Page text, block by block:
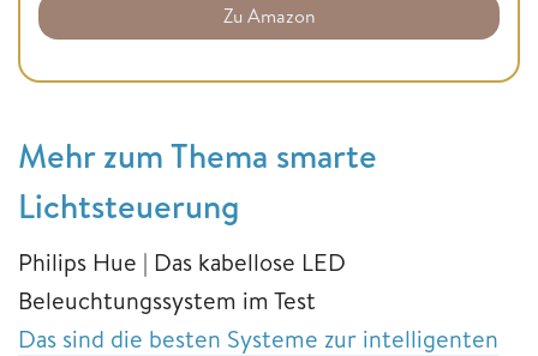
Zu Amazon
Mehr zum Thema smarte
Lichtsteuerung
Philips Hue | Das kabellose LED
Beleuchtungssystem im Test
Das sind die besten Systeme zur intelligenten